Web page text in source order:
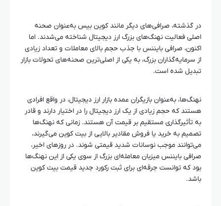
در گذشته، صرافی‌های دیگر مانند کوین‌ بیس به‌عنوان صحنه
اصلی فعالیت نهنگ‌های بزرگ ارز دیجیتال شناخته می‌شدند. اما
اکنون، صرافی بایننس با جذب حجم بالای معاملات و تعداد زیادی
از سرمایه‌گذاران بزرگ، به یکی از اصلی‌ترین صحنه‌های تحولات بازار
تبدیل شده است.
نهنگ‌ها، به‌عنوان بازیگران عمده بازار ارز دیجیتال، در واقع افرادی
هستند که حجم زیادی از یک ارز دیجیتال را در اختیار دارند و قادر
به تأثیرگذاری مستقیم بر قیمت آن هستند. زمانی که نهنگ‌ها
تصمیم به خرید یا فروش مقادیر بالایی از بیت‌ کوین می‌گیرند،
می‌توانند موجب نوسانات شدید قیمتی شوند. در روزهای اخیر،
صرافی بایننس میزبان معامله‌ای بزرگ از سوی یکی از این نهنگ‌ها
بود که توانست جرقه‌ای برای ثبت رکورد جدید قیمت بیت‌ کوین
باشد.